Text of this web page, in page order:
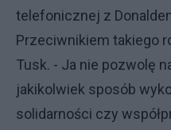
telefonicznej z
Przeciwnikiem takiego
Tusk. - Ja nie pozwolę
jakikolwiek sposób
solidarności czy